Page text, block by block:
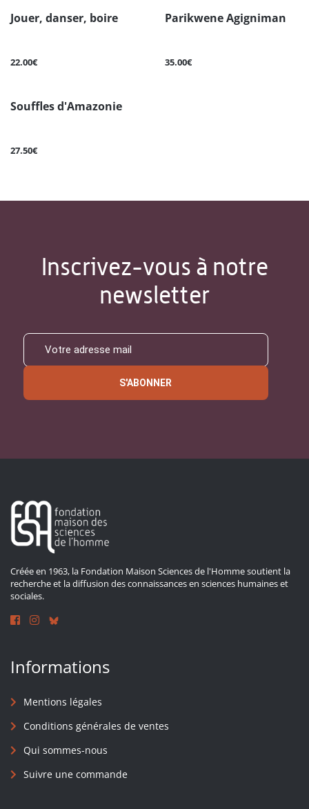
Jouer, danser, boire
22.00€
Parikwene Agigniman
35.00€
Souffles d'Amazonie
27.50€
Inscrivez-vous à notre
newsletter
S'ABONNER
Créée en 1963, la Fondation Maison Sciences de l'Homme soutient la
recherche et la diffusion des connaissances en sciences humaines et
sociales.
Informations
Mentions légales
Conditions générales de ventes
Qui sommes-nous
Suivre une commande